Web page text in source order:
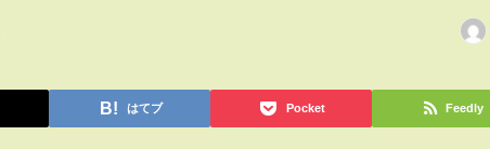
はてブ Pocket Feedly